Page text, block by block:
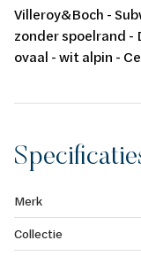
Villeroy&Boch -
zonder spoelrand -
ovaal - wit alpin -
Merk
Collectie